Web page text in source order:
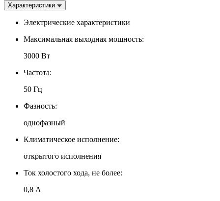
Характеристики
Электрические характеристики
Максимальная выходная мощность:
3000 Вт
Частота:
50 Гц
Фазность:
однофазный
Климатическое исполнение:
открытого исполнения
Ток холостого хода, не более:
0,8 А